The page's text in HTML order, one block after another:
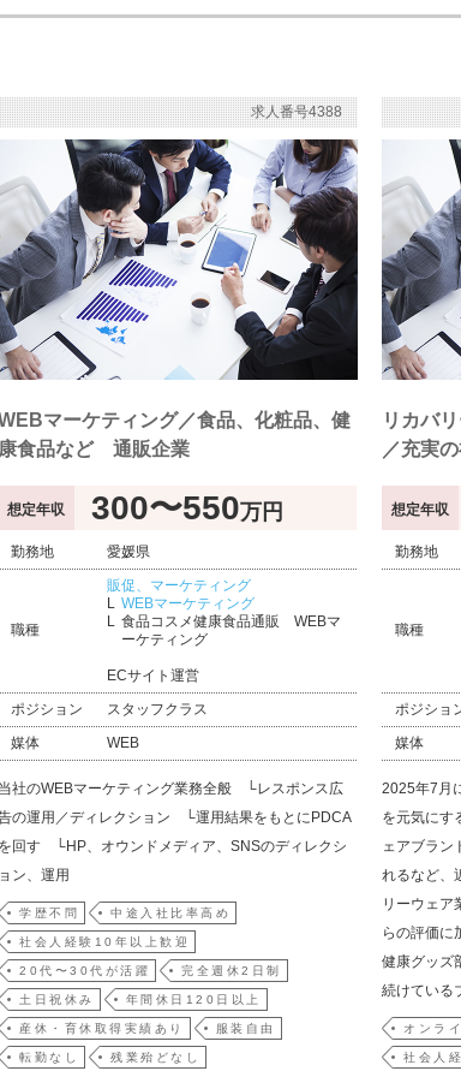
求人番号4388
マーケティング／食品、化粧品、健
康食品など 通販企業
想定年収 300〜550万円
勤務地 愛媛県
職種
販促、マーケティング
WEBマーケティング
食品コスメ健康食品通販 WEBマ
ーケティング
ECサイト運営
ポジション
スタッフクラス
媒体
WEB
当社のWEBマーケティング業務全般 └レスポンス広
の運用／ディレクション └運用結果をもとにPDCA
を回す └HP、オウンドメディア、SNSのディレクシ
ョン、運用
学歴不問 中途入社比率高め
社会人経験10年以上歓迎
20代〜30代が活躍 完全週休2日制
土日祝休み 年間休日120日以上
産休・育休取得実績あり 服装自由
転勤なし 残業殆どなし
リカバ
／充実
想定年収
勤務地
職種
ポジショ
媒体
2025年7月
を元気にす
ェアブラン
れるなど、
リーウェア
らの評価に
健康グッズ
続けている
オンラ
社会人